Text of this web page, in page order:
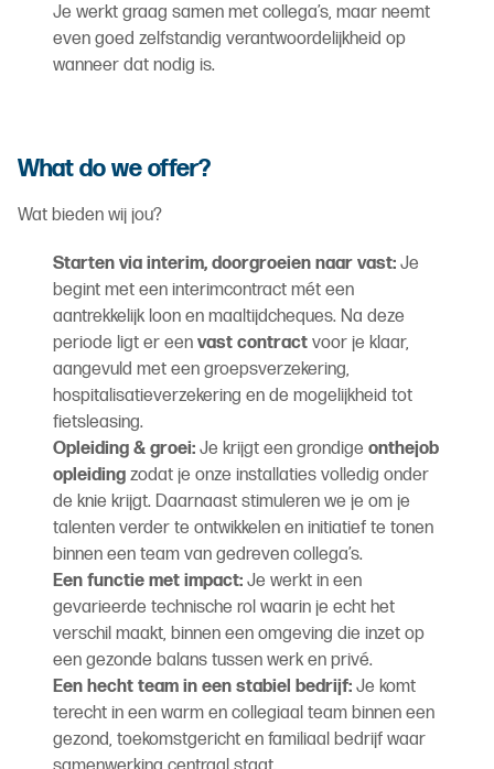
Je werkt graag samen met collega’s, maar neemt
even goed zelfstandig verantwoordelijkheid op
wanneer dat nodig is.
What do we offer?
Wat bieden wij jou?
Starten via interim, doorgroeien naar vast: Je
begint met een interimcontract mét een
aantrekkelijk loon en maaltijdcheques. Na deze
periode ligt er een vast contract voor je klaar,
aangevuld met een groepsverzekering,
hospitalisatieverzekering en de mogelijkheid tot
fietsleasing.
Opleiding & groei: Je krijgt een grondige onthejob
opleiding zodat je onze installaties volledig onder
de knie krijgt. Daarnaast stimuleren we je om je
talenten verder te ontwikkelen en initiatief te tonen
binnen een team van gedreven collega’s.
Een functie met impact: Je werkt in een
gevarieerde technische rol waarin je echt het
verschil maakt, binnen een omgeving die inzet op
een gezonde balans tussen werk en privé.
Een hecht team in een stabiel bedrijf: Je komt
terecht in een warm en collegiaal team binnen een
gezond, toekomstgericht en familiaal bedrijf waar